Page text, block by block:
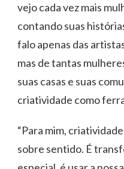
vejo cada vez mais
contando suas
falo apenas das
mas de tantas
suas casas e suas
criatividade como
“Para mim,
sobre sentido. É